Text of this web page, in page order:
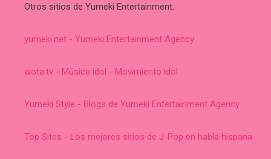
Otros sitios de Yumeki Entertainment:
yumeki.net - Yumeki Entertainment Agency
wota.tv - Música idol - Movimiento idol
Yumeki Style - Blogs de Yumeki Entertainment Agency
Top Sites - Los mejores sitios de J-Pop en habla hispana